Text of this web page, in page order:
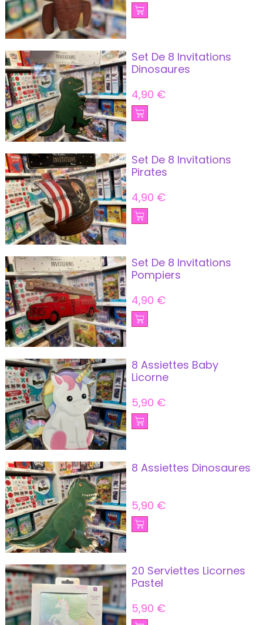
Set De 8 Invitations
Dinosaures
4,90 €
Set De 8 Invitations
Pirates
4,90 €
Set De 8 Invitations
Pompiers
4,90 €
8 Assiettes Baby
Licorne
5,90 €
8 Assiettes Dinosaures
5,90 €
20 Serviettes Licornes
Pastel
5,90 €